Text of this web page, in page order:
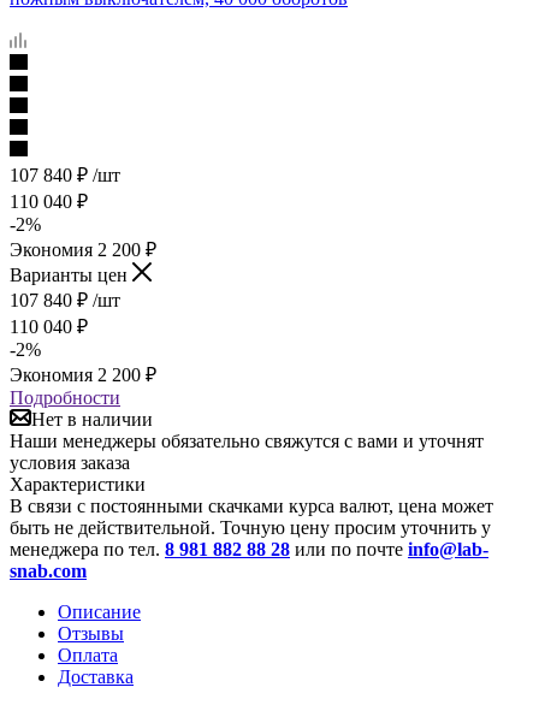
107 840 ₽ /шт
110 040 ₽
-2%
Экономия 2 200 ₽
Варианты цен
107 840 ₽ /шт
110 040 ₽
-2%
Экономия 2 200 ₽
Подробности
Нет в наличии
Наши менеджеры обязательно свяжутся с вами и уточнят
условия заказа
Характеристики
В связи с постоянными скачками курса валют, цена может
быть не действительной. Точную цену просим уточнить у
менеджера по тел. 8 981 882 88 28 или по почте info@lab-
snab.com
Описание
Отзывы
Оплата
Доставка